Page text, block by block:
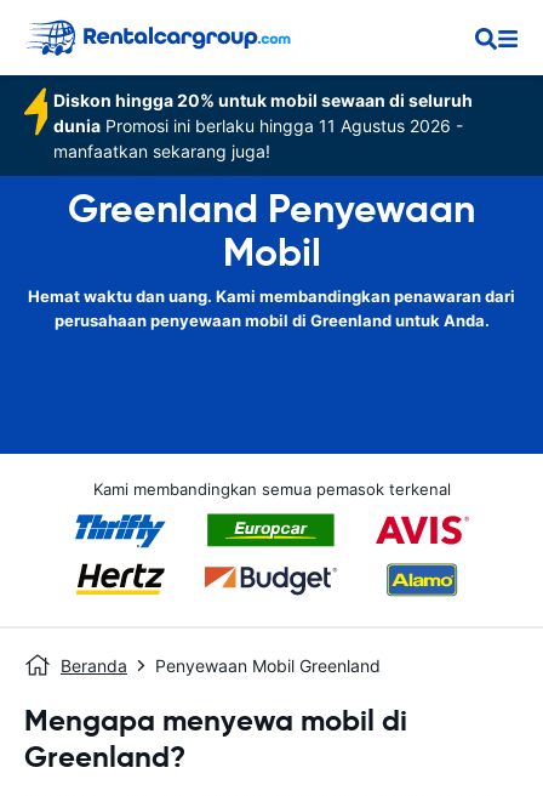
Diskon hingga 20% untuk mobil sewaan di seluruh
dunia Promosi ini berlaku hingga 11 Agustus 2026 -
manfaatkan sekarang juga!
Greenland Penyewaan
Mobil
Hemat waktu dan uang. Kami membandingkan penawaran dari
perusahaan penyewaan mobil di Greenland untuk Anda.
Kami membandingkan semua pemasok terkenal
Beranda Penyewaan Mobil Greenland
Mengapa menyewa mobil di
Greenland?